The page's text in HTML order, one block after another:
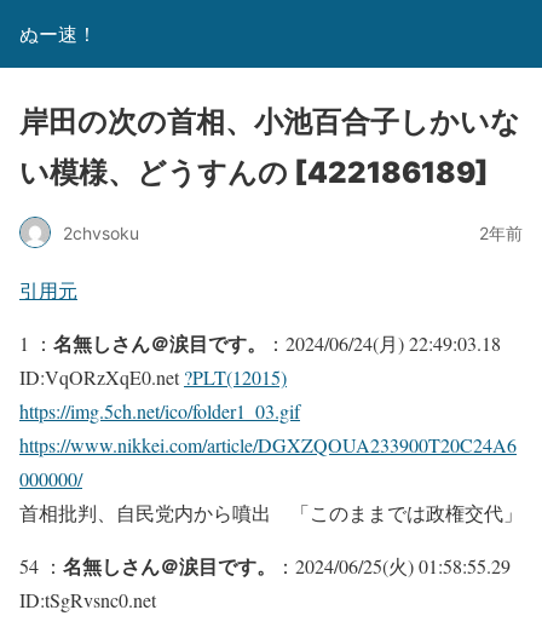
ぬー速！
岸田の次の首相、小池百合子しかいな
い模様、どうすんの [422186189]
2chvsoku 2年前
引用元
1 ： 名無しさん＠涙目です。
：2024/06/24(月) 22:49:03.18
ID:VqORzXqE0.net?PLT(12015)
https://img.5ch.net/ico/folder1_03.gif
https://www.nikkei.com/article/DGXZQOUA233900T20C24A6
000000/
首相批判、自民党内から噴出 「このままでは政権交代」
54 ： 名無しさん＠涙目です。
：2024/06/25(火) 01:58:55.29
ID:tSgRvsnc0.net